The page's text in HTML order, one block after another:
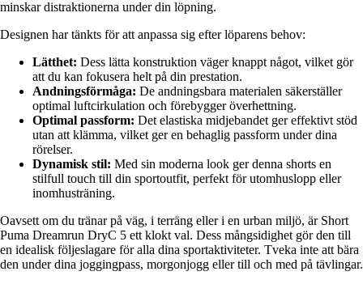
minskar distraktionerna under din löpning.
Designen har tänkts för att anpassa sig efter löparens behov:
Lätthet: Dess lätta konstruktion väger knappt något, vilket gör
att du kan fokusera helt på din prestation.
Andningsförmåga: De andningsbara materialen säkerställer
optimal luftcirkulation och förebygger överhettning.
Optimal passform: Det elastiska midjebandet ger effektivt stöd
utan att klämma, vilket ger en behaglig passform under dina
rörelser.
Dynamisk stil: Med sin moderna look ger denna shorts en
stilfull touch till din sportoutfit, perfekt för utomhuslopp eller
inomhusträning.
Oavsett om du tränar på väg, i terräng eller i en urban miljö, är Short
Puma Dreamrun DryC 5 ett klokt val. Dess mångsidighet gör den till
en idealisk följeslagare för alla dina sportaktiviteter. Tveka inte att bära
den under dina joggingpass, morgonjogg eller till och med på tävlingar.